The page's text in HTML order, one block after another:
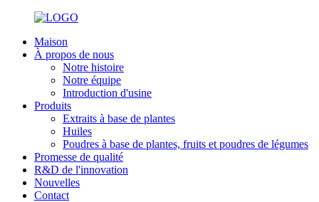
Maison
À propos de nous
Notre histoire
Notre équipe
Introduction d'usine
Produits
Extraits à base de plantes
Huiles
Poudres à base de plantes, fruits et poudres de légumes
Promesse de qualité
R&D de l'innovation
Nouvelles
Contact